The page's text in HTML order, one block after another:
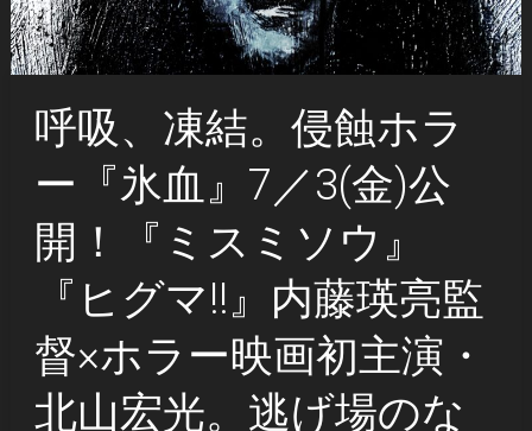
呼吸、凍結。侵蝕ホラ
ー『氷血』7／3(金)公
開！『ミスミソウ』
『ヒグマ!!』内藤瑛亮監
督×ホラー映画初主演・
北山宏光。逃げ場のな